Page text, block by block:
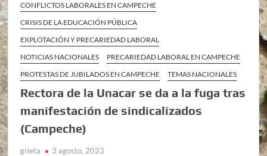
CONFLICTOS LABORALES EN CAMPECHE
CRISIS DE LA EDUCACIÓN PÚBLICA
EXPLOTACIÓN Y PRECARIEDAD LABORAL
NOTICIAS NACIONALES
PRECARIEDAD LABORAL EN CAMPECHE
PROTESTAS DE JUBILADOS EN CAMPECHE
TEMAS NACIONALES
Rectora de la Unacar se da a la fuga tras
manifestación de sindicalizados
(Campeche)
grieta 3 agosto, 2023